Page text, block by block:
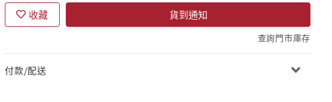
收藏 貨到通知
查詢門市庫存
付款/配送